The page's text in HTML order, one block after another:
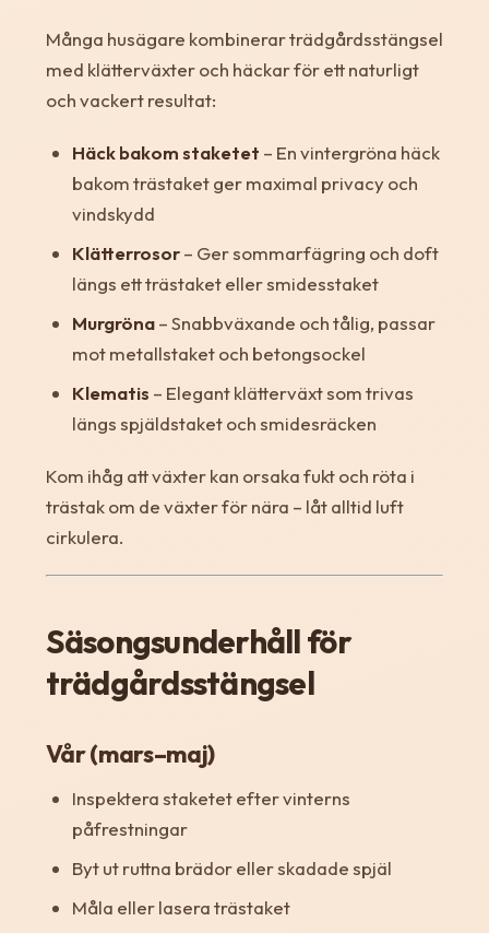
Många husägare kombinerar trädgårdsstängsel
med klätterväxter och häckar för ett naturligt
och vackert resultat:
Häck bakom staketet – En vintergröna häck
bakom trästaket ger maximal privacy och
vindskydd
Klätterrosor– Ger sommarfägring och doft
längs ett trästaket eller smidesstaket
Murgröna– Snabbväxande och tålig, passar
mot metallstaket och betongsockel
Klematis – Elegant klätterväxt som trivas
längs spjäldstaket och smidesräcken
Kom ihåg att växter kan orsaka fukt och röta i
trästak om de växter för nära – låt alltid luft
cirkulera.
Säsongsunderhåll för
trädgårdsstängsel
Vår (mars–maj)
Inspektera staketet efter vinterns
påfrestningar
Byt ut ruttna brädor eller skadade spjäl
Måla eller lasera trästaket